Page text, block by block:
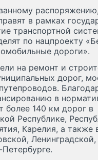
в рамках
транспортной
по нацпроекту
дороги».
на ремонт и
дорог,
в
более 140 км дорог в
Республике,
Карелия, а также